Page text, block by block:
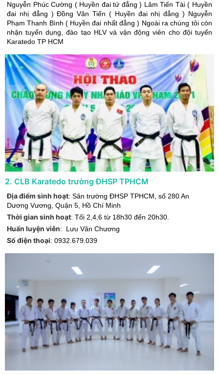
Nguyễn Phúc Cường ( Huyền đai tứ đẳng ) Lâm Tiến Tài ( Huyền
đai nhị đẳng ) Đồng Văn Tiến ( Huyền đai nhị đẳng ) Nguyễn
Phạm Thanh Bình ( Huyền đai nhất đẳng ) Ngoài ra chúng tôi còn
nhận tuyển dụng, đào tạo HLV và vận động viên cho đội tuyển
Karatedo TP HCM
2. CLB Karatedo trường ĐHSP TPHCM
Địa điểm sinh hoạt: Sân trường ĐHSP TPHCM, số 280 An
Dương Vương Quận 5 Hồ Chí Minh
Thời gian sinh hoạt: Tối 2,4,6 từ 18h30 đến 20h30.
Huấn luyện viên: Lưu Văn Chương
Số điện thoại: 0932.679.039